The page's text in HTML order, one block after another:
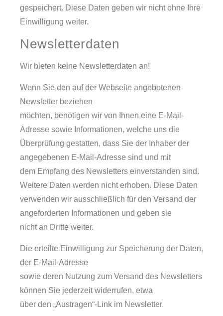
gespeichert. Diese Daten geben wir nicht ohne Ihre
Einwilligung weiter.
Newsletterdaten
Wir bieten keine Newsletterdaten an!
Wenn Sie den auf der Webseite angebotenen
Newsletter beziehen
möchten, benötigen wir von Ihnen eine E-Mail-
Adresse sowie Informationen, welche uns die
Überprüfung gestatten, dass Sie der Inhaber der
angegebenen E-Mail-Adresse sind und mit
dem Empfang des Newsletters einverstanden sind.
Weitere Daten werden nicht erhoben. Diese Daten
verwenden wir ausschließlich für den Versand der
angeforderten Informationen und geben sie
nicht an Dritte weiter.
Die erteilte Einwilligung zur Speicherung der Daten,
der E-Mail-Adresse
sowie deren Nutzung zum Versand des Newsletters
können Sie jederzeit widerrufen, etwa
über den „Austragen“-Link im Newsletter.